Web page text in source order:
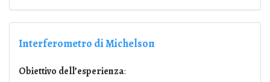
Interferometro di Michelson
Obiettivo dell’esperienza: